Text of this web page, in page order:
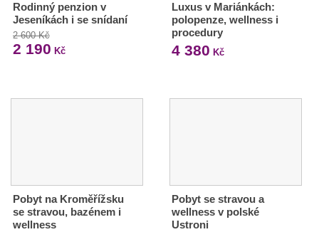
Rodinný penzion v
Jeseníkách i se snídaní
2 600 Kč
2 190 Kč
Luxus v Mariánkách:
polopenze, wellness i
procedury
4 380 Kč
Pobyt na Kroměřížsku
se stravou, bazénem i
wellness
Pobyt se stravou a
wellness v polské
Ustroni